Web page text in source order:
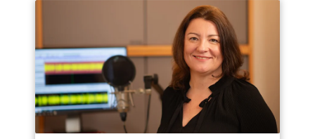
nochmal den Menschen gezeigt hat und an
seinem Grab zwei Frauen begegnet, die ihn
erkennen, sagt er: „Geht und erzählt es
meinen Freunden, auch Petrus!“ Er benennt
Petrus ausdrücklich. Er soll dazugehören.
Mich rührt das. Mich verpflichtet das auch zu
fragen: Wen habe ich ins Aus geschickt? Und